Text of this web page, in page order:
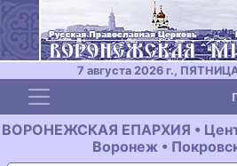
7 августа 2026 г.,
Toggle navigation
ВОРОНЕЖСКАЯ ЕПАРХИЯ •
Воронеж •